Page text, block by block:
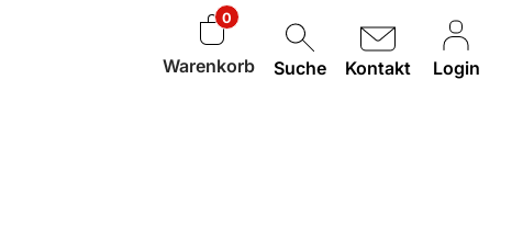
0
Warenkorb Suche Kontakt Login